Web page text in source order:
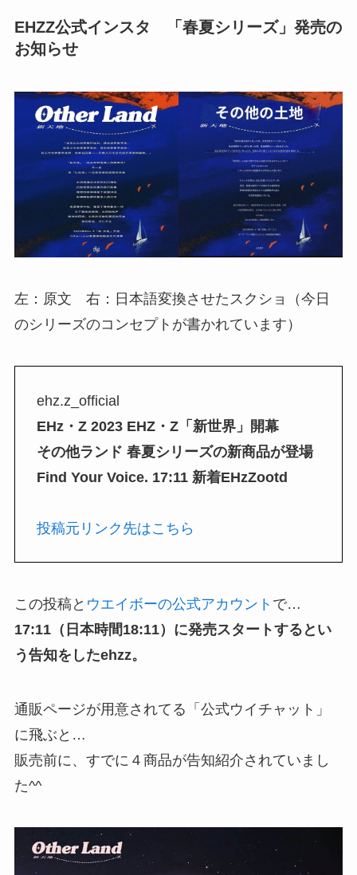
EHZZ公式インスタ 「春夏シリーズ」発売の
お知らせ
左：原文 右：日本語変換させたスクショ（今日
のシリーズのコンセプトが書かれています）
ehz.z_official
EHz・Z 2023 EHZ・Z「新世界」開幕
その他ランド 春夏シリーズの新商品が登場
Find Your Voice. 17:11 新着EHzZootd
投稿元リンク先はこちら
この投稿と ウエイボーの公式アカウント で…
17:11（日本時間18:11）に発売スタートするとい
う告知をしたehzz。
通販ページが用意されてる「公式ウイチャット」
に飛ぶと…
販売前に、すでに４商品が告知紹介されていまし
た^^